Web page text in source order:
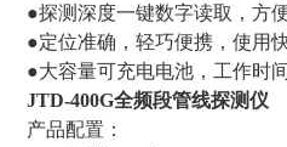
●探测深度一键数字读取，方
●定位准确，轻巧便携，使用
●大容量可充电电池，工作时
JTD-400G全频段管线探测仪
产品配置：